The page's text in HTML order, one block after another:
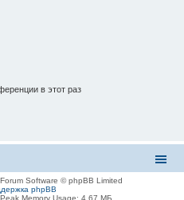
в этот раз
Software © phpBB Limited
phpBB
Memory Usage: 4.67 МБ